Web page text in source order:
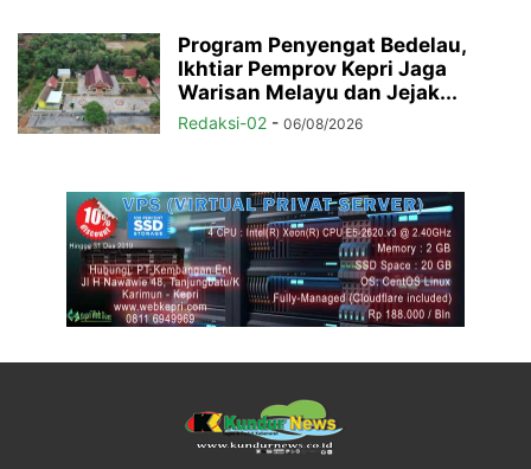
Program Penyengat Bedelau,
Ikhtiar Pemprov Kepri Jaga
Warisan Melayu dan Jejak...
Redaksi-02 - 06/08/2026